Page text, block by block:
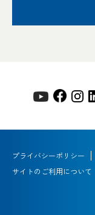
プライバシーポリシー
サイトのご利用について